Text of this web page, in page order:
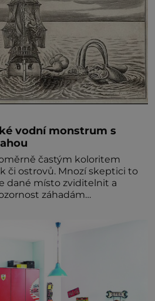
vodní monstrum s
častým koloritem
či ostrovů. Mnozí skeptici to
dané místo zviditelnit a
záhadám